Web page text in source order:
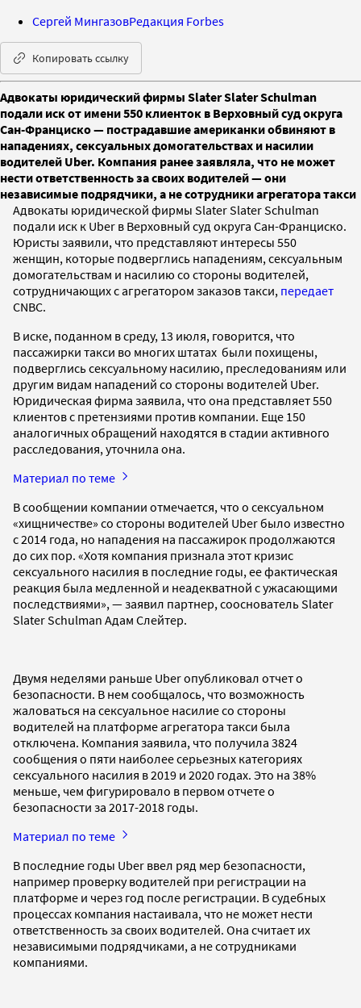
Сергей МингазовРедакция Forbes
Копировать ссылку
Адвокаты юридический фирмы Slater Slater Schulman
подали иск от имени 550 клиенток в Верховный суд округа
Сан-Франциско — пострадавшие американки обвиняют в
нападениях, сексуальных домогательствах и насилии
водителей Uber. Компания ранее заявляла, что не может
нести ответственность за своих водителей — они
независимые подрядчики, а не сотрудники агрегатора такси
Адвокаты юридической фирмы Slater Slater Schulman
подали иск к Uber в Верховный суд округа Сан-Франциско.
Юристы заявили, что представляют интересы 550
женщин, которые подверглись нападениям, сексуальным
домогательствам и насилию со стороны водителей,
сотрудничающих с агрегатором заказов такси, передает
CNBC.
В иске, поданном в среду, 13 июля, говорится, что
пассажирки такси во многих штатах были похищены,
подверглись сексуальному насилию, преследованиям или
другим видам нападений со стороны водителей Uber.
Юридическая фирма заявила, что она представляет 550
клиентов с претензиями против компании. Еще 150
аналогичных обращений находятся в стадии активного
расследования, уточнила она.
Материал по теме
В сообщении компании отмечается, что о сексуальном
«хищничестве» со стороны водителей Uber было известно
с 2014 года, но нападения на пассажирок продолжаются
до сих пор. «Хотя компания признала этот кризис
сексуального насилия в последние годы, ее фактическая
реакция была медленной и неадекватной с ужасающими
последствиями», — заявил партнер, сооснователь Slater
Slater Schulman Адам Слейтер.
Двумя неделями раньше Uber опубликовал отчет о
безопасности. В нем сообщалось, что возможность
жаловаться на сексуальное насилие со стороны
водителей на платформе агрегатора такси была
отключена. Компания заявила, что получила 3824
сообщения о пяти наиболее серьезных категориях
сексуального насилия в 2019 и 2020 годах. Это на 38%
меньше, чем фигурировало в первом отчете о
безопасности за 2017-2018 годы.
Материал по теме
В последние годы Uber ввел ряд мер безопасности,
например проверку водителей при регистрации на
платформе и через год после регистрации. В судебных
процессах компания настаивала, что не может нести
ответственность за своих водителей. Она считает их
независимыми подрядчиками, а не сотрудниками
компаниями.